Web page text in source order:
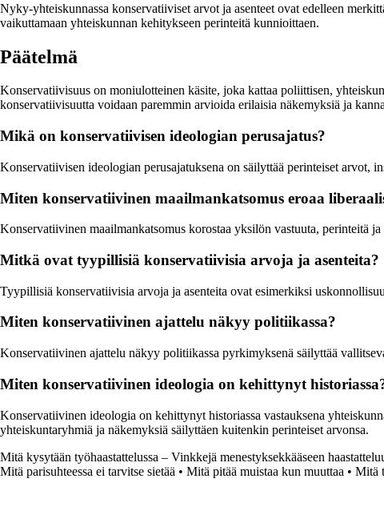
Nyky-yhteiskunnassa konservatiiviset arvot ja asenteet ovat edelleen
vaikuttamaan yhteiskunnan kehitykseen perinteitä kunnioittaen.
Päätelmä
Konservatiivisuus on moniulotteinen käsite, joka kattaa poliittisen,
konservatiivisuutta voidaan paremmin arvioida erilaisia näkemyksiä ja
Mikä on konservatiivisen ideologian perusajatus?
Konservatiivisen ideologian perusajatuksena on säilyttää perinteiset arvot,
Miten konservatiivinen maailmankatsomus eroaa
Konservatiivinen maailmankatsomus korostaa yksilön vastuuta, perinteitä
Mitkä ovat tyypillisiä konservatiivisia arvoja ja asenteita?
Tyypillisiä konservatiivisia arvoja ja asenteita ovat esimerkiksi
Miten konservatiivinen ajattelu näkyy politiikassa?
Konservatiivinen ajattelu näkyy politiikassa pyrkimyksenä säilyttää
Miten konservatiivinen ideologia on kehittynyt
Konservatiivinen ideologia on kehittynyt historiassa vastauksena
yhteiskuntaryhmiä ja näkemyksiä säilyttäen kuitenkin perinteiset arvonsa.
Mitä kysytään työhaastattelussa – Vinkkejä menestyksekkääseen
Mitä parisuhteessa ei tarvitse sietää • Mitä pitää muistaa kun muuttaa • Mitä